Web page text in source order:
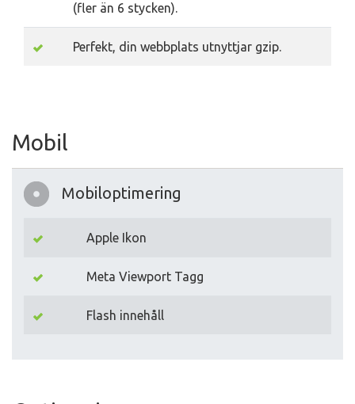
(fler än 6 stycken).
Perfekt, din webbplats utnyttjar gzip.
Mobil
Mobiloptimering
Apple Ikon
Meta Viewport Tagg
Flash innehåll